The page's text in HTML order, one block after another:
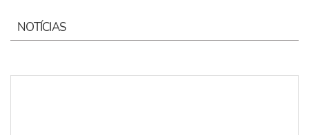
NOTÍCIAS